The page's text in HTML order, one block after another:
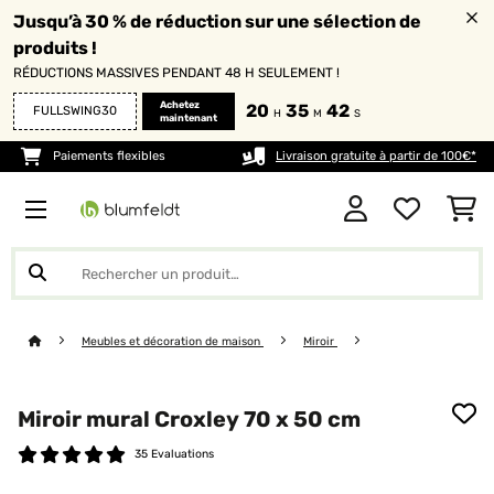
Jusqu’à 30 % de réduction sur une sélection de
produits !
RÉDUCTIONS MASSIVES PENDANT 48 H SEULEMENT !
FULLSWING30
Achetez
maintenant
20 H 35 M 42 S
Paiements flexibles Livraison gratuite à partir de 100€*
Meubles et décoration de maison Miroir
Miroir mural Croxley 70 x 50 cm
35 Evaluations